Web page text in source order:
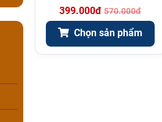
399.000đ 570.000đ
Chọn sản phẩm